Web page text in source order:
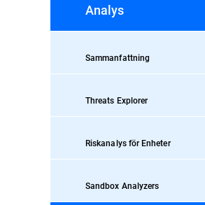
Analys
Sammanfattning
Threats Explorer
Riskanalys för Enheter
Sandbox Analyzers